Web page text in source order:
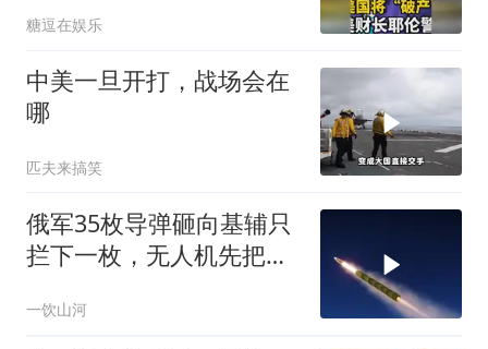
糖逗在娱乐
中美一旦开打，战场会在
哪
匹夫来搞笑
俄军35枚导弹砸向基辅只
拦下一枚，无人机先把爱
秋天反攻成了笑话
一饮山河